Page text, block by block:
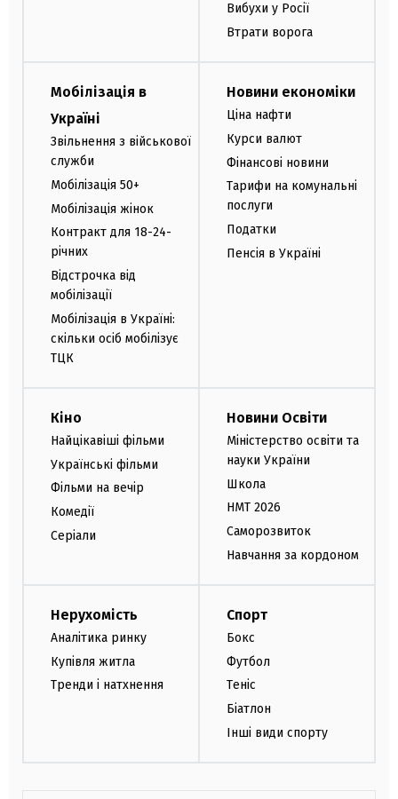
Вибухи у Росії
Втрати ворога
Мобілізація в
Україні
Звільнення з військової
служби
Мобілізація 50+
Мобілізація жінок
Контракт для 18-24-
річних
Відстрочка від
мобілізації
Мобілізація в Україні:
скільки осіб мобілізує
ТЦК
Новини економіки
Ціна нафти
Курси валют
Фінансові новини
Тарифи на комунальні
послуги
Податки
Пенсія в Україні
Кіно
Найцікавіші фільми
Українські фільми
Фільми на вечір
Комедії
Серіали
Новини Освіти
Міністерство освіти та
науки України
Школа
НМТ 2026
Саморозвиток
Навчання за кордоном
Нерухомість
Аналітика ринку
Купівля житла
Тренди і натхнення
Спорт
Бокс
Футбол
Теніс
Біатлон
Інші види спорту